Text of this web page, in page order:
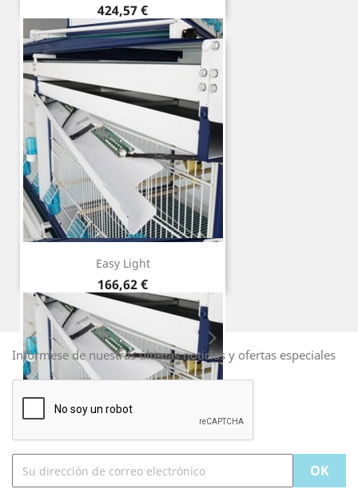
Precio
424,57 €
Easy Light
Precio
166,62 €
Infórmese de nuestras últimas noticias y ofertas especiales